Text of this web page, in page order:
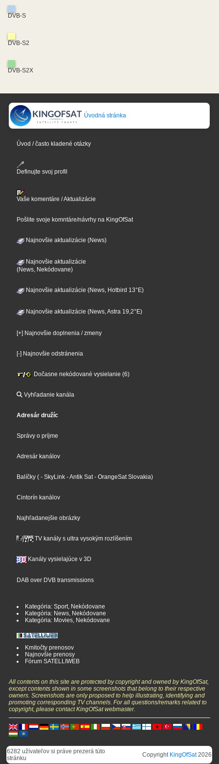
DVB-S
DVB-S2
DVB-S2X
Úvodná stránka
Úvod / často kladené otázky
Definujte svoj profil
Vaše komentáre / Aktualizácie
Pošlite svoje komntáre/návrhy na KingOfSat
Najnovšie aktualizácie (News)
Najnovšie aktualizácie
(News, Nekódovane)
Najnovšie aktualizácie (News, Hotbird 13°E)
Najnovšie aktualizácie (News, Astra 19,2°E)
[+] Najnovšie doplnenia / zmeny
[-] Najnovšie odstránenia
Dočasne nekódované vysielanie (6)
Vyhľadanie kanála
Adresár družíc
Správy o príjme
Adresár kanálov
Balíčky (- SkyLink - Antik Sat- OrangeSat Slovakia)
Cintorín kanálov
Najhľadanejšie obrázky
TV kanály s ultra vysokým rozlíšením
Kanály vysielajúce v 3D
DAB over DVB transmissions
Kategória: Sport, Nekódovane
Kategória: News, Nekódovane
Kategória: Movies, Nekódovane
Kmitočty prenosov
Najnovšie prenosy
Fórum SATELLIWEB
All contents on this site are protected by copyright and owned by KingOfSat,
except contents shown in some screenshots that belong to their respective
owners. Screenshots are only proposed to help illustrating, identifying and
promoting corresponding TV channels. For all questions/remarks related to
copyright, please contact KingOfSat webmaster.
6282 užívateľov si práve prezerá túto
stránku
Copyright KingOfSat2026